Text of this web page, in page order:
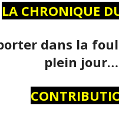
LA CHRONIQUE
dans la
plein jour…